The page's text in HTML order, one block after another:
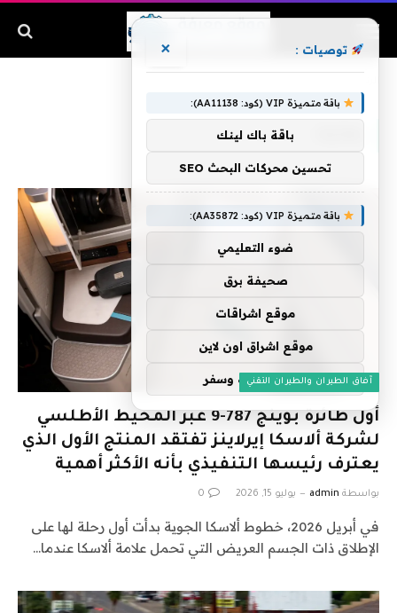
آفاق الطيران والطيران التقني
أول طائرة بوينج 787-9 عبر المحيط الأطلسي
لشركة ألاسكا إيرلاينز تفتقد المنتج الأول الذي
يعترف رئيسها التنفيذي بأنه الأكثر أهمية
بواسطة admin يوليو 15, 2026 0
في أبريل 2026، خطوط ألاسكا الجوية بدأت أول رحلة لها على
الإطلاق ذات الجسم العريض التي تحمل علامة ألاسكا عندما…
توصيات : ×
باقة متميزة VIP (كود: AA11138):
باقة باك لينك
تحسين محركات البحث SEO
باقة متميزة VIP (كود: AA35872):
ضوء التعليمي
صحيفة برق
موقع اشراقات
موقع اشراق اون لاين
اركان سياحة وسفر